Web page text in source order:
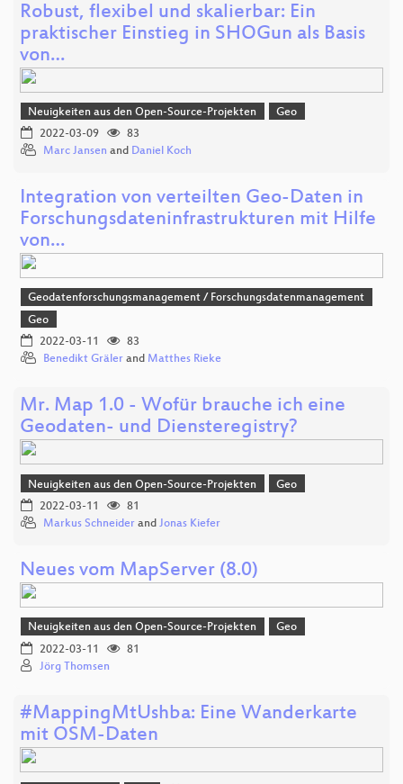
Robust, flexibel und skalierbar: Ein
praktischer Einstieg in SHOGun als Basis
von…
Neuigkeiten aus den Open-Source-Projekten
Geo
2022-03-09
83
Marc Jansen and Daniel Koch
Integration von verteilten Geo-Daten in
Forschungsdateninfrastrukturen mit Hilfe
von…
Geodatenforschungsmanagement / Forschungsdatenmanagement
Geo
2022-03-11
83
Benedikt Gräler and Matthes Rieke
Mr. Map 1.0 - Wofür brauche ich eine
Geodaten- und Diensteregistry?
Neuigkeiten aus den Open-Source-Projekten
Geo
2022-03-11
81
Markus Schneider and Jonas Kiefer
Neues vom MapServer (8.0)
Neuigkeiten aus den Open-Source-Projekten
Geo
2022-03-11
81
Jörg Thomsen
#MappingMtUshba: Eine Wanderkarte
mit OSM-Daten